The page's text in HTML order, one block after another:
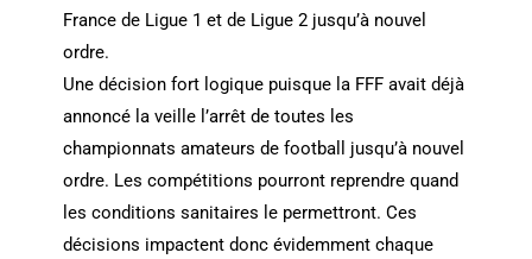
France de Ligue 1 et de Ligue 2 jusqu’à nouvel
ordre.
Une décision fort logique puisque la FFF avait déjà
annoncé la veille l’arrêt de toutes les
championnats amateurs de football jusqu’à nouvel
ordre. Les compétitions pourront reprendre quand
les conditions sanitaires le permettront. Ces
décisions impactent donc évidemment chaque